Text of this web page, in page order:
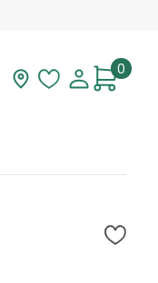
Visite nossa loja
Lista deMinha
0